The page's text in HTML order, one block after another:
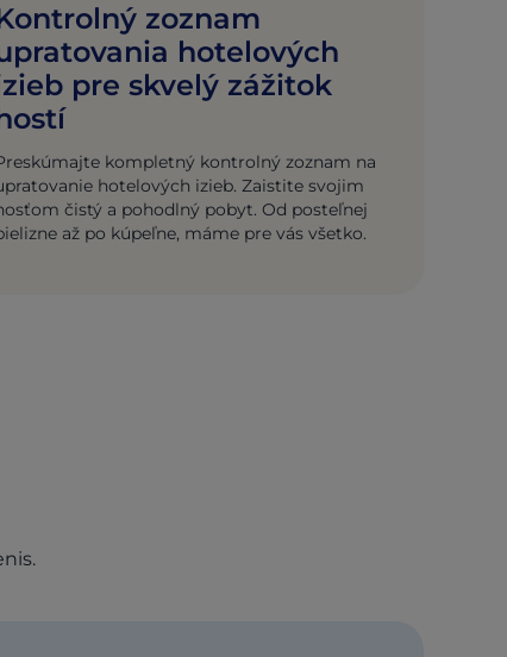
zoznam
hotelových
pre skvelý zážitok
kompletný kontrolný zoznam na
hotelových izieb. Zaistite svojim
čistý a pohodlný pobyt. Od posteľnej
až po kúpeľne, máme pre vás všetko.